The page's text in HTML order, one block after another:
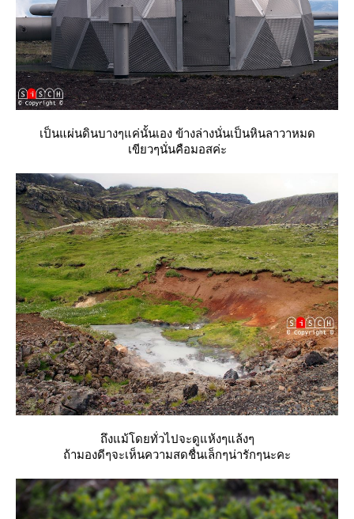
เป็นแผ่นดินบางๆแค่นั้นเอง ข้างล่างนั่นเป็นหินลาวาหมด
เขียวๆนั่นคือมอสค่ะ
ถึงแม้โดยทั่วไปจะดูแห้งๆแล้งๆ
ถ้ามองดีๆจะเห็นความสดชื่นเล็กๆน่ารักๆนะคะ